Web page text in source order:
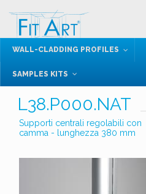
WALL-CLADDING PROFILES
SAMPLES KITS
L38.P000.NAT
Supporti centrali regolabili con
camma - lunghezza 380 mm